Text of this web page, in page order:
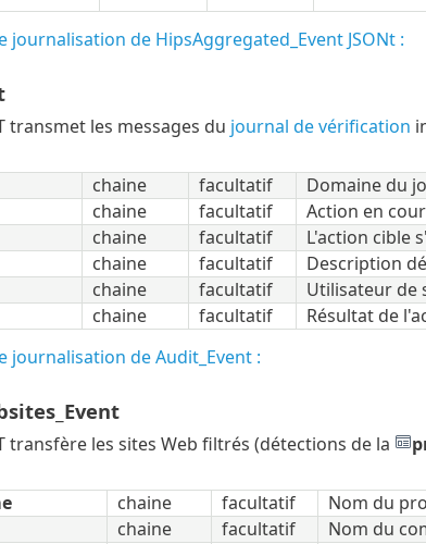
journalisation de HipsAggregated_Event JSONt :
transmet les messages du journal de vérification
chaine facultatif
Domaine du
chaine facultatif
Action en
chaine facultatif
L'action cible
chaine facultatif
Description
chaine facultatif
Utilisateur de
chaine facultatif
Résultat de
journalisation de Audit_Event :
transfère les sites Web filtrés (détections de la
chaine facultatif
Nom du
chaine facultatif
Nom du